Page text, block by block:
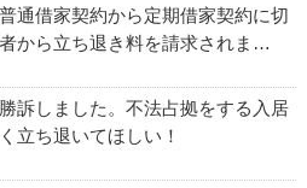
通借家契約から定期借家契約に切
から立ち退き料を請求されま…
訴しました。不法占拠をする入居
立ち退いてほしい！